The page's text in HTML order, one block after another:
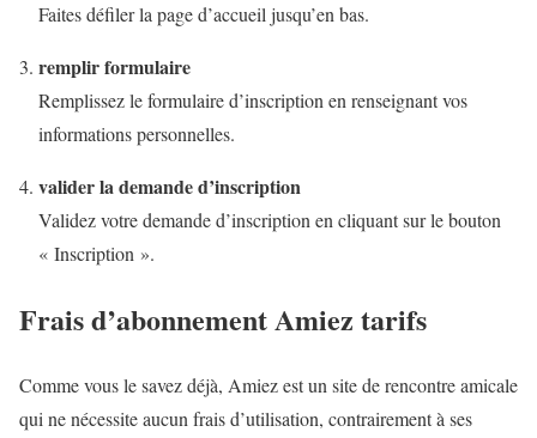
Faites défiler la page d’accueil jusqu’en bas.
remplir formulaire
Remplissez le formulaire d’inscription en renseignant vos
informations personnelles.
valider la demande d’inscription
Validez votre demande d’inscription en cliquant sur le bouton
« Inscription ».
Frais d’abonnement Amiez tarifs
Comme vous le savez déjà, Amiez est un site de rencontre amicale
qui ne nécessite aucun frais d’utilisation, contrairement à ses